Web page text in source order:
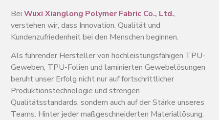
BeiWuxi Xianglong Polymer Fabric Co., Ltd.,
verstehen wir, dass Innovation, Qualität und
Kundenzufriedenheit bei den Menschen beginnen.
Als führender Hersteller von hochleistungsfähigen TPU-
Geweben, TPU-Folien und laminierten Gewebelösungen
beruht unser Erfolg nicht nur auf fortschrittlicher
Produktionstechnologie und strengen
Qualitätsstandards, sondern auch auf der Stärke unseres
Teams. Hinter jeder maßgeschneiderten Materiallösung,